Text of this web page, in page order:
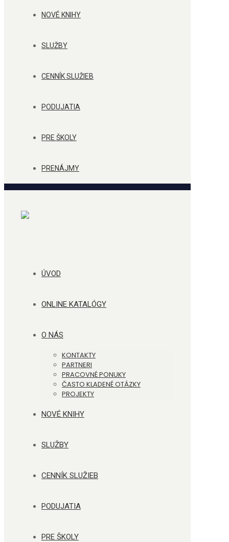
NOVÉ KNIHY
SLUŽBY
CENNÍK SLUŽIEB
PODUJATIA
PRE ŠKOLY
PRENÁJMY
ÚVOD
ONLINE KATALÓGY
O NÁS
KONTAKTY
PARTNERI
PRACOVNÉ PONUKY
ČASTO KLADENÉ OTÁZKY
PROJEKTY
NOVÉ KNIHY
SLUŽBY
CENNÍK SLUŽIEB
PODUJATIA
PRE ŠKOLY